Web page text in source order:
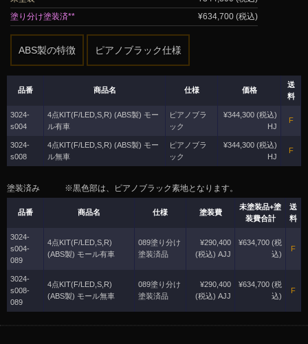
塗り分け塗装済**
¥634,700 (税込)
ABS製の特徴 ピアノブラック仕様
品番 商品名 仕様 価格
送
料
3024-
s004
4点KIT(F/LED,S,R) (ABS製) モー
ル有車
ピアノブラ
ック
¥344,300 (税込)
HJ
F
3024-
s008
4点KIT(F/LED,S,R) (ABS製) モー
ル無車
ピアノブラ
ック
¥344,300 (税込)
HJ
F
塗装済み ※黒色部は、ピアノブラック素地となります。
品番 商品名 仕様 塗装費
未塗装品+塗
装費合計
送
料
3024-
s004-
089
4点KIT(F/LED,S,R)
(ABS製) モール有車
089塗り分け
塗装済品
¥290,400
(税込) AJJ
¥634,700 (税
込)
F
3024-
s008-
089
4点KIT(F/LED,S,R)
(ABS製) モール無車
089塗り分け
塗装済品
¥290,400
(税込) AJJ
¥634,700 (税
込)
F